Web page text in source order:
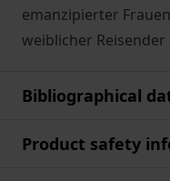
emanzipierter
weiblicher
Bibliographical
Product safety